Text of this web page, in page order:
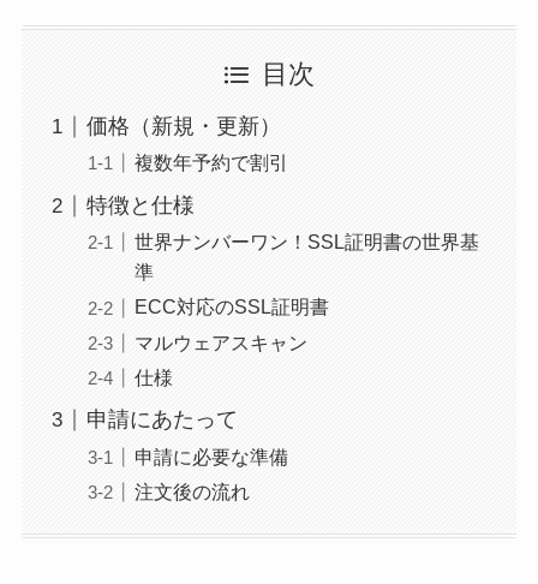
目次
価格（新規・更新）
複数年予約で割引
特徴と仕様
世界ナンバーワン！SSL証明書の世界基
準
ECC対応のSSL証明書
マルウェアスキャン
仕様
申請にあたって
申請に必要な準備
注文後の流れ